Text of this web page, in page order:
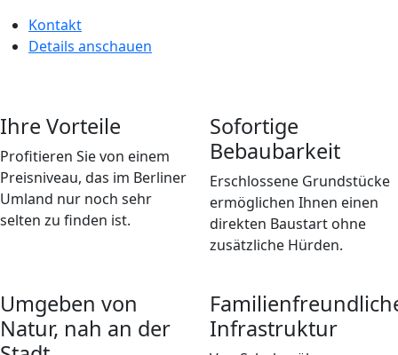
Kontakt
Details anschauen
Ihre Vorteile
Profitieren Sie von einem
Preisniveau, das im Berliner
Umland nur noch sehr
selten zu finden ist.
Sofortige
Bebaubarkeit
Erschlossene Grundstücke
ermöglichen Ihnen einen
direkten Baustart ohne
zusätzliche Hürden.
Umgeben von
Natur, nah an der
Infrastruktur